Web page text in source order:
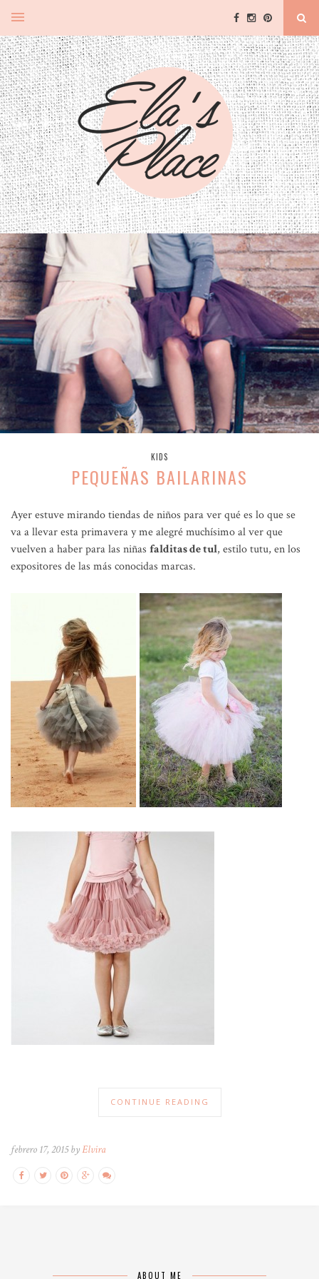
KIDS
PEQUEÑAS BAILARINAS
Ayer estuve mirando tiendas de niños para ver qué es lo que se
va a llevar esta primavera y me alegré muchísimo al ver que
vuelven a haber para las niñas falditas de tul, estilo tutu, en los
expositores de las más conocidas marcas.
CONTINUE READING
febrero 17, 2015 byElvira
ABOUT ME